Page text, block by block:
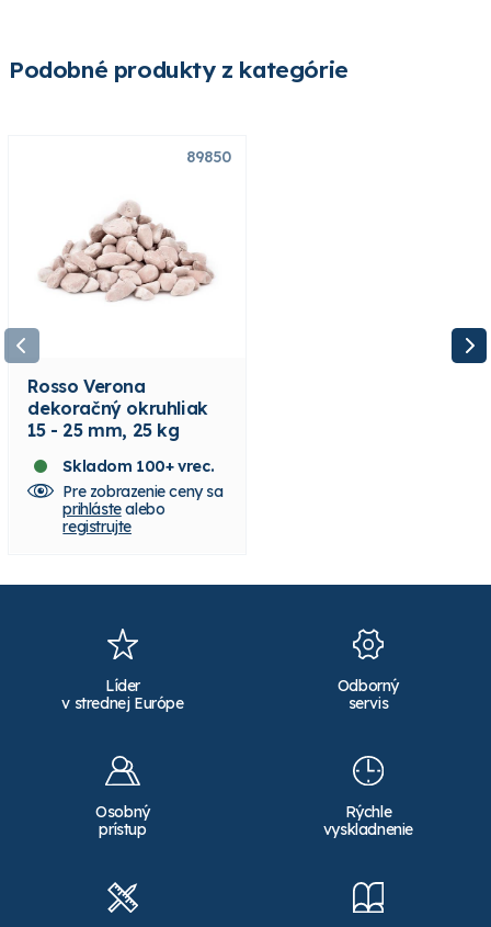
Podobné produkty z kategórie
89850
Rosso Verona
dekoračný okruhliak
15 - 25 mm, 25 kg
Skladom 100+ vrec.
Pre zobrazenie ceny sa
prihlástealebo
registrujte
Líder
v strednej Európe
Odborný
servis
Osobný
prístup
Rýchle
vyskladnenie